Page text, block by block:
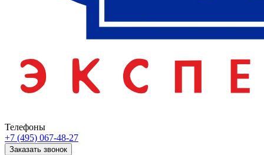
Телефоны
+7 (495) 067-48-27
Заказать звонок